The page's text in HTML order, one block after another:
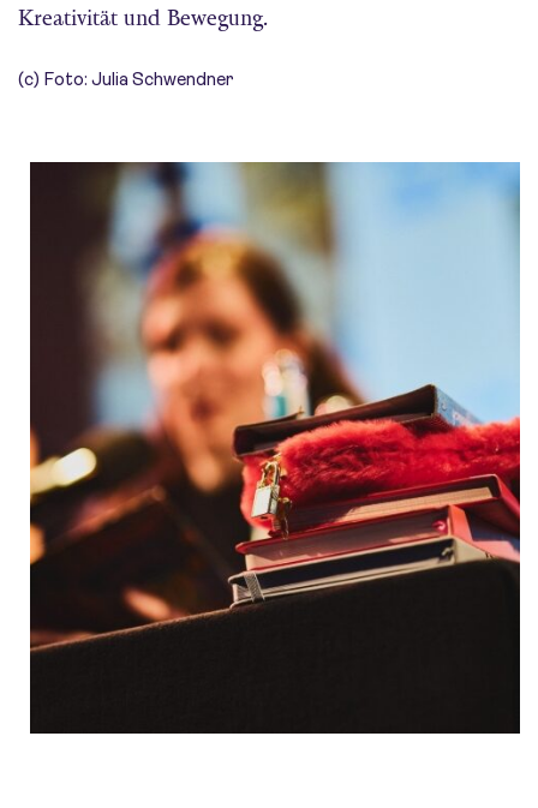
Kreativität und Bewegung.
(c) Foto: Julia Schwendner